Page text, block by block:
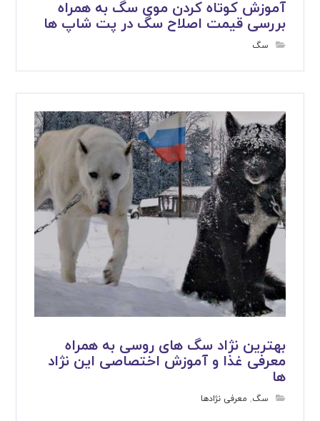
آموزش کوتاه کردن موی سگ به همراه
بررسی قیمت اصلاح سگ در پت شاپ ها
سگ
بهترین نژاد سگ های روسی به همراه
معرفی غذا و آموزش اختصاصی این نژاد
ها
سگ, معرفی نژادها